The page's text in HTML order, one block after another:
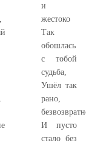
и
жестоко
Так
обошлась
с тобой
судьба,
Ушёл так
рано,
И пусто
стало без